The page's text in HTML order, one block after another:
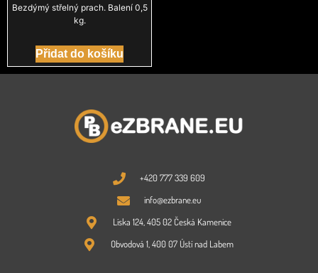
Bezdýmý střelný prach. Balení 0,5
kg.
Přidat do košíku
+420 777 339 609
info@ezbrane.eu
Líska 124, 405 02 Česká Kamenice
Obvodová 1, 400 07 Ústí nad Labem